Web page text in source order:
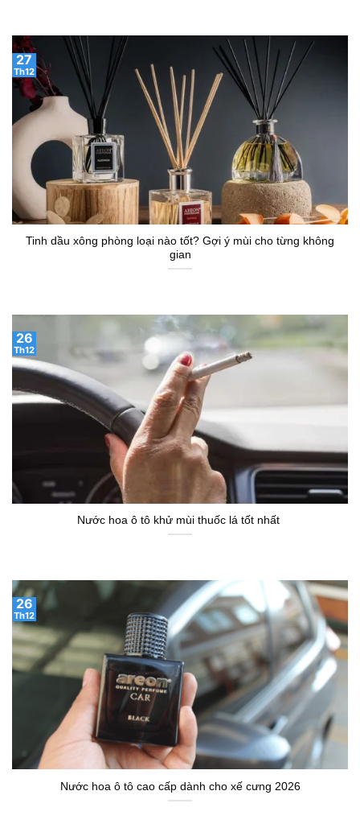
Tinh dầu xông phòng loại nào tốt? Gợi ý mùi cho từng không
gian
27
Th12
Nước hoa ô tô khử mùi thuốc lá tốt nhất
26
Th12
Nước hoa ô tô cao cấp dành cho xế cưng 2026
26
Th12